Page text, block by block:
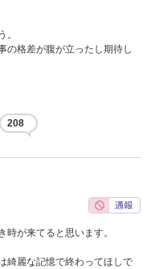
。
の格差が腹が立ったし期待し
208
時が来てると思います。
綺麗な記憶で終わってほしで